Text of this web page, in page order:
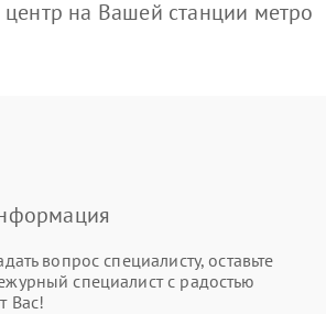
на Вашей станции метро
вопрос специалисту, оставьте
специалист с радостью
Вас!